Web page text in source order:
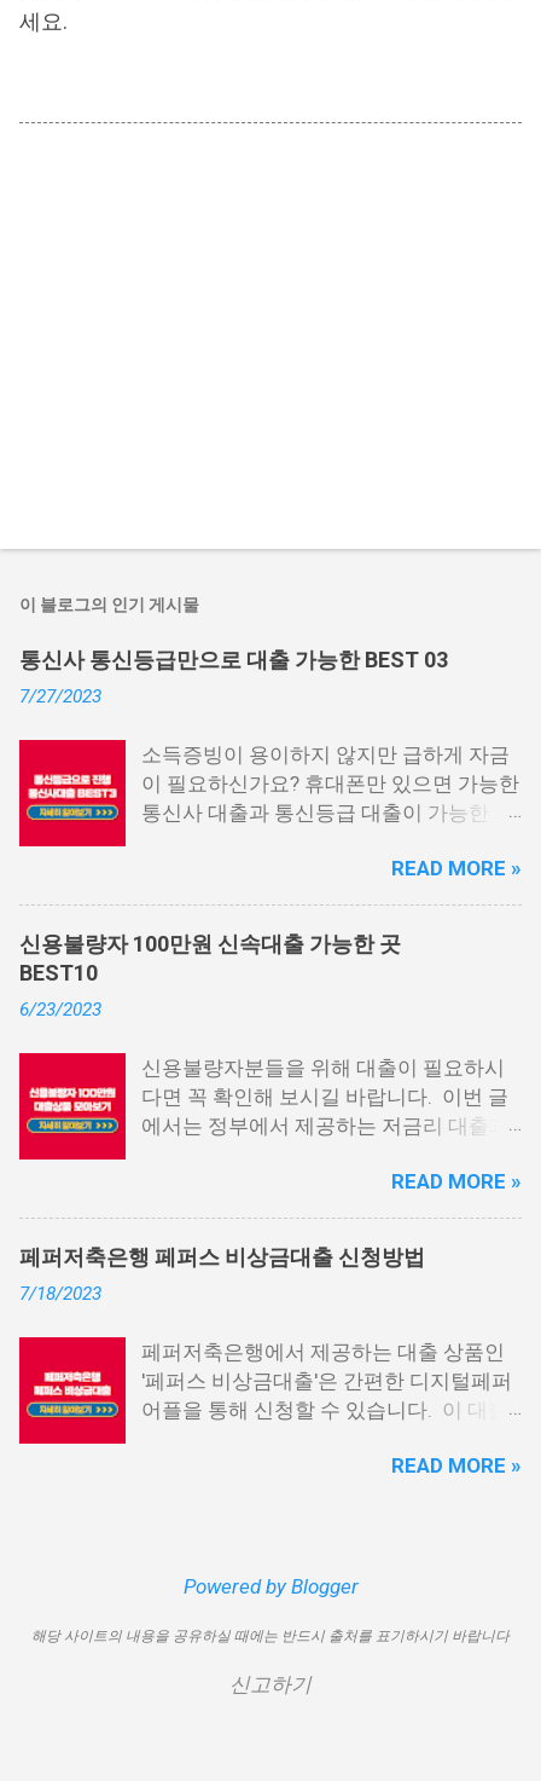
세요.
이 블로그의 인기 게시물
통신사 통신등급만으로 대출 가능한 BEST 03
7/27/2023
소득증빙이 용이하지 않지만 급하게 자금
이 필요하신가요? 휴대폰만 있으면 가능한
통신사 대출과 통신등급 대출이 가능한 곳
신사 대출이란? 급히 자금이 필요한 상황
이 발생하면, 때로는 소액 대출을 고려해야
할 수도 있습니다. 하지만 이직 준비로 인
해 무직 상태이거나 소득 증빙이 어려운 상
대출 상품은 휴대폰만 있으면 간편하게 신
청할 수 있으며, 통신 등급에 따라 대출이
가능합니다. 마치 신용등급처럼 등급별로
부 내역과 장기간에 걸쳐 통신사를 이용한
우량한 고객이면, 추가 혜택도 받을 수 있
습니다. 급히 자금이 필요한 경우, 소액 대
해야 할 수도 있습니다. 그러나 통신사 대
출을 고민해보셨다면, 무직자에게는 매우
기쁜 소식일 것입니다. 통신사 대출은 휴대
통신 사용량을 토대로 신용 등급을 부여하
다. 통신사 대출 및 통신 등급 대출이 가능
한 모바일 간편 대출 상품에 대한 안내를
가능한 곳 BEST03 1. 핀크 생활비 대출 핀
READ MORE »
신용불량자 100만원 신속대출 가능한 곳
BEST10
6/23/2023
신용불량자분들을 위해 대출이 필요하시
다면 꼭 확인해 보시길 바랍니다. 이번 글
에서는 정부에서 제공하는 저금리 대출과
상위 10개 상품을 추천해 드립니다. 📌 목
차 1. 소액생계비대출: 연체자 100만원 대
출 2. 신용회복위원회 성실상환자대출 3.
신용회복위원회 비대면 간편대출 4. 햇살
7. 국민행복기금 소액대출 8. 웰컴저축은
행 웰컴희망대출 9. 미래크레디트대부 10.
신용불량자 자동차담보대출 11. 결론 1. 소
생계비대출은 2023년 3월부터 시작된 정
니다. 단, 한정된 예산으로 가장 취약한 계
대 100만원으로 제한됩니다. 대출 기간은
1년이며, 대출금에 대해 연 15.9%의 금리
READ MORE »
페퍼저축은행 페퍼스 비상금대출 신청방법
7/18/2023
페퍼저축은행에서 제공하는 대출 상품인
'페퍼스 비상금대출'은 간편한 디지털페퍼
어플을 통해 신청할 수 있습니다. 이 대출
출 한도를 제공하며, 프리랜서 분들과 같이
출 상품은 최대 500만원까지 대출 가능하
대출 기간은 3년으로 정해져 있으며, 대출
자격은 추정소득 증빙 가능한 모든 분들이
이용 가능합니다. 페퍼스 비상금대출 이외
READ MORE »
Powered by Blogger
해당 사이트의 내용을 공유하실 때에는 반드시 출처를 표기하시기 바랍니다
신고하기